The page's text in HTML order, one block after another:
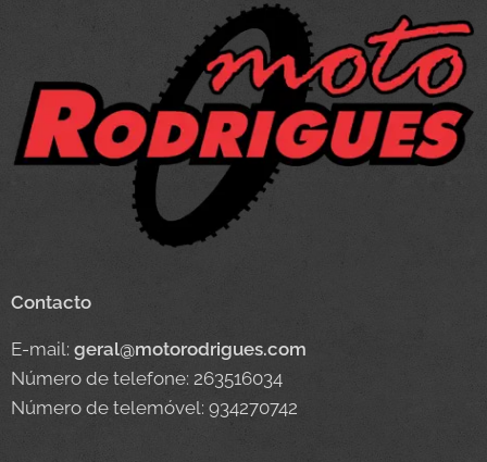
Contacto
E-mail: geral@motorodrigues.com
Número de telefone: 263516034
Número de telemóvel: 934270742